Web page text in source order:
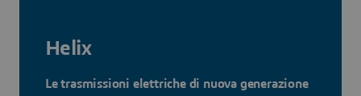
Helix
Le trasmissioni elettriche di nuova generazione